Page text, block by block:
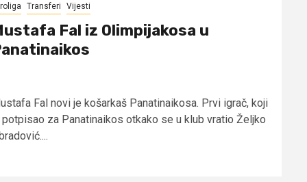
Transferi Vijesti
Fal iz Olimpijakosa u
Fal novi je košarkaš Panatinaikosa. Prvi igrač, koji
potpisao za Panatinaikos otkako se u klub vratio Željko